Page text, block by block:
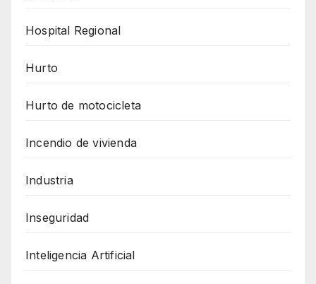
Hospital Regional
Hurto
Hurto de motocicleta
Incendio de vivienda
Industria
Inseguridad
Inteligencia Artificial